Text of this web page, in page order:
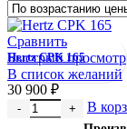
Сравнить
Быстрый просмотр
В список желаний
Hertz CPK 165
30 900 ₽
Количество В